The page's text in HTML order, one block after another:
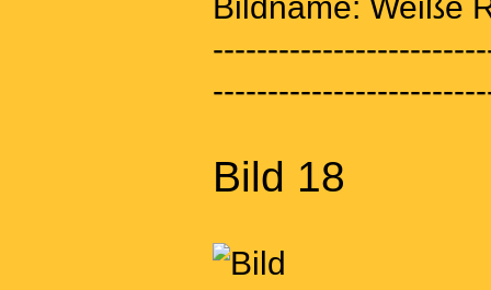
Bild 18